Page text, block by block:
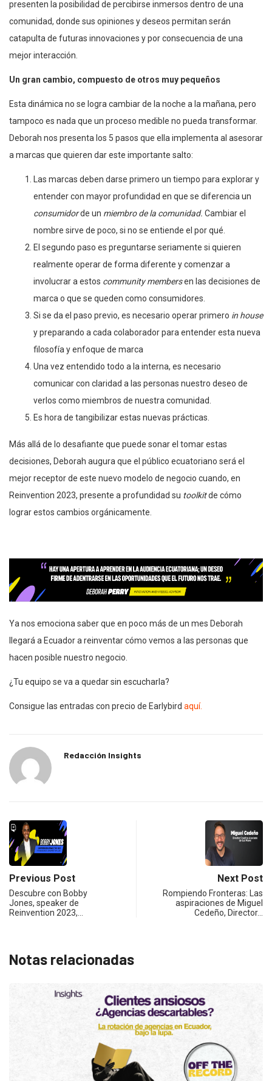
presenten la posibilidad de percibirse inmersos dentro de una
comunidad, donde sus opiniones y deseos permitan serán
catapulta de futuras innovaciones y por consecuencia de una
mejor interacción.
Un gran cambio, compuesto de otros muy pequeños
Esta dinámica no se logra cambiar de la noche a la mañana, pero
tampoco es nada que un proceso medible no pueda transformar.
Deborah nos presenta los 5 pasos que ella implementa al asesorar
a marcas que quieren dar este importante salto:
Las marcas deben darse primero un tiempo para explorar y
entender con mayor profundidad en que se diferencia un
consumidorde un miembro de la comunidad. Cambiar el
nombre sirve de poco, si no se entiende el por qué.
El segundo paso es preguntarse seriamente si quieren
realmente operar de forma diferente y comenzar a
involucrar a estos community membersen las decisiones de
marca o que se queden como consumidores.
Si se da el paso previo, es necesario operar primero in house
y preparando a cada colaborador para entender esta nueva
filosofía y enfoque de marca
Una vez entendido todo a la interna, es necesario
comunicar con claridad a las personas nuestro deseo de
verlos como miembros de nuestra comunidad.
Es hora de tangibilizar estas nuevas prácticas.
Más allá de lo desafiante que puede sonar el tomar estas
decisiones, Deborah augura que el público ecuatoriano será el
mejor receptor de este nuevo modelo de negocio cuando, en
Reinvention 2023, presente a profundidad su toolkitde cómo
lograr estos cambios orgánicamente.
Ya nos emociona saber que en poco más de un mes Deborah
llegará a Ecuador a reinventar cómo vemos a las personas que
hacen posible nuestro negocio.
¿Tu equipo se va a quedar sin escucharla?
Consigue las entradas con precio de Earlybird aquí.
Redacción Insights
Previous Post
Descubre con Bobby
Jones, speaker de
Reinvention 2023,…
Next Post
Rompiendo Fronteras: Las
aspiraciones de Miguel
Cedeño, Director…
Notas relacionadas